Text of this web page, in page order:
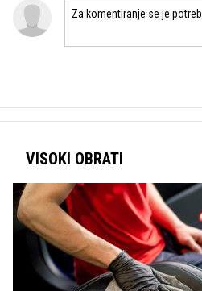
VISOKI OBRATI